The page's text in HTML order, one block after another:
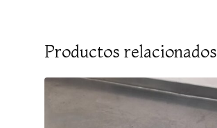
Productos relacionados